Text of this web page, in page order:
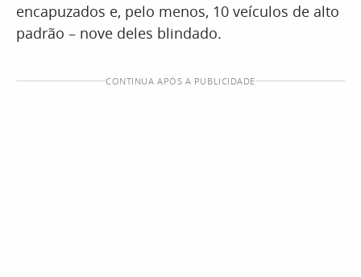
encapuzados e, pelo menos, 10 veículos de alto
padrão – nove deles blindado.
CONTINUA APÓS A PUBLICIDADE